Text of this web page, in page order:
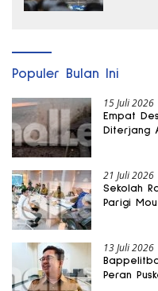
Populer Bulan Ini
15 Juli 2026
Empat
Diterjang
21 Juli 2026
Sekolah
Parigi
13 Juli 2026
Peran